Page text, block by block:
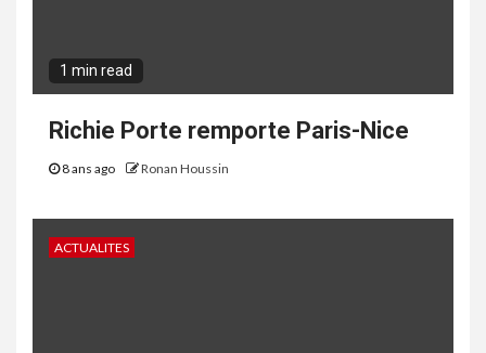
1 min read
Richie Porte remporte Paris-Nice
8 ans ago Ronan Houssin
ACTUALITES